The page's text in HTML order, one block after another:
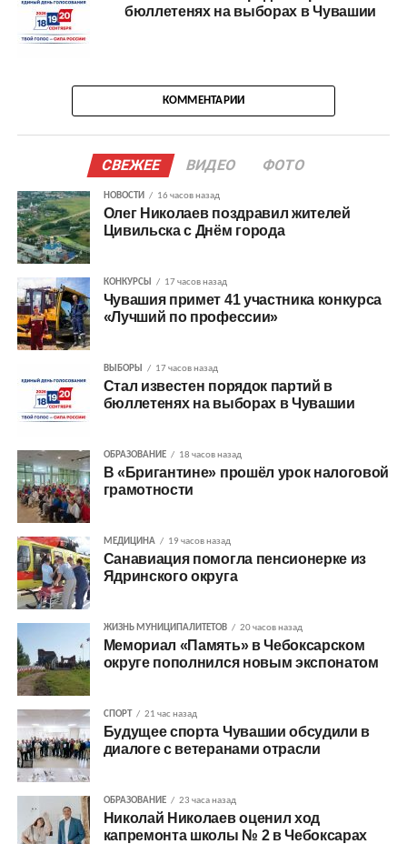
бюллетенях на выборах в Чувашии
КОММЕНТАРИИ
СВЕЖЕЕ ВИДЕО ФОТО
НОВОСТИ 16 часов назад
Олег Николаев поздравил жителей
Цивильска с Днём города
КОНКУРСЫ 17 часов назад
Чувашия примет 41 участника конкурса
«Лучший по профессии»
ВЫБОРЫ 17 часов назад
Стал известен порядок партий в
бюллетенях на выборах в Чувашии
ОБРАЗОВАНИЕ 18 часов назад
В «Бригантине» прошёл урок налоговой
грамотности
МЕДИЦИНА 19 часов назад
Санавиация помогла пенсионерке из
Ядринского округа
ЖИЗНЬ МУНИЦИПАЛИТЕТОВ 20 часов назад
Мемориал «Память» в Чебоксарском
округе пополнился новым экспонатом
СПОРТ 21 час назад
Будущее спорта Чувашии обсудили в
диалоге с ветеранами отрасли
ОБРАЗОВАНИЕ 23 часа назад
Николай Николаев оценил ход
капремонта школы № 2 в Чебоксарах